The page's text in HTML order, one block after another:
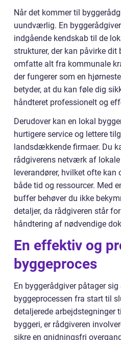
Når det kommer til
uundværlig. En
indgående kendskab til de
strukturer, der kan påvirke dit
omfatte alt fra kommunale
der fungerer som en
betyder, at du kan føle dig
håndteret professionelt og
Derudover kan en lokal
hurtigere service og lettere
landsdækkende firmaer. Du
rådgiverens netværk af lokale
leverandører, hvilket ofte
både tid og ressourcer. Med
buffer behøver du ikke
detaljer, da rådgiveren står
håndtering af nødvendige
En effektiv og
byggeproces
En byggerådgiver påtager
byggeprocessen fra start til
detaljerede
byggeri, er rådgiveren
sikre en gnidningsfri